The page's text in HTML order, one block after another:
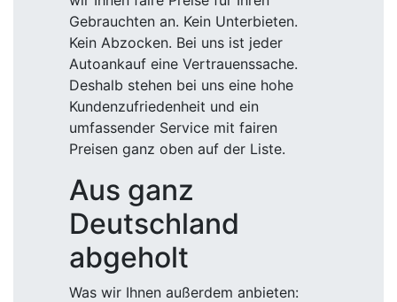
Gebrauchten an. Kein Unterbieten.
Kein Abzocken. Bei uns ist jeder
Autoankauf eine Vertrauenssache.
Deshalb stehen bei uns eine hohe
Kundenzufriedenheit und ein
umfassender Service mit fairen
Preisen ganz oben auf der Liste.
Aus ganz
Deutschland
abgeholt
Was wir Ihnen außerdem anbieten: